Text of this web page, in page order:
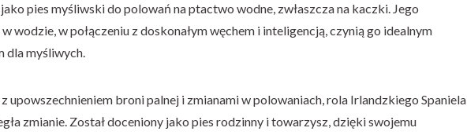
jako pies myśliwski do polowań na ptactwo wodne, zwłaszcza na kaczki. Jego
wodzie, w połączeniu z doskonałym węchem i inteligencją, czynią go idealnym
dla myśliwych.
upowszechnieniem broni palnej i zmianami w polowaniach, rola Irlandzkiego Spaniela
zmianie. Został doceniony jako pies rodzinny i towarzysz, dzięki swojemu